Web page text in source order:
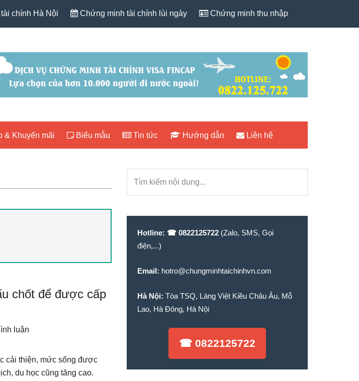
chính Hà Nội Chứng minh tài chính lùi ngày Chứng minh thu nhập
& Khuyến mãi Biểu mẫu Tin tức Hướng dẫn Liên hệ
chốt để được cấp
luận
cải thiện, mức sống được
du học cũng tăng cao.
Sidebar
kiếm
Hotline: ☎ 0822125722 (Zalo, SMS, Gọi
điện,...)
Email: hotro@chungminhtaichinhvn.com
Hà Nội: Tòa TSQ, Làng Việt Kiều Châu Âu, Mỗ
Lao, Hà Đông, Hà Nội
☎ 0822125722